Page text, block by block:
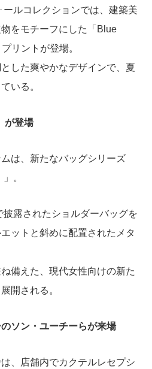
ルコレクションでは、建築美
をモチーフにした「Blue
リントが登場。
した爽やかなデザインで、夏
いる。
が登場
は、新たなバッグシリーズ
。
露されたショルダーバッグを
ットと斜めに配置されたメタ
備えた、現代女性向けの新た
開される。
ソン・ユーチーらが来場
、店舗内でカクテルレセプシ